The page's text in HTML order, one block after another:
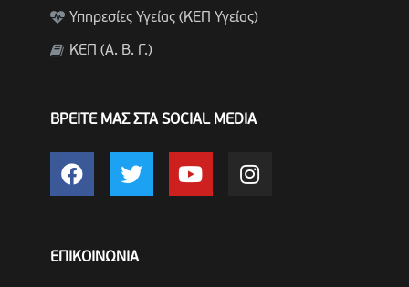
Υπηρεσίες Υγείας (ΚΕΠ Υγείας)
ΚΕΠ (Α. Β. Γ.)
ΒΡΕΙΤΕ ΜΑΣ ΣΤΑ SOCIAL MEDIA
ΕΠΙΚΟΙΝΩΝΙΑ